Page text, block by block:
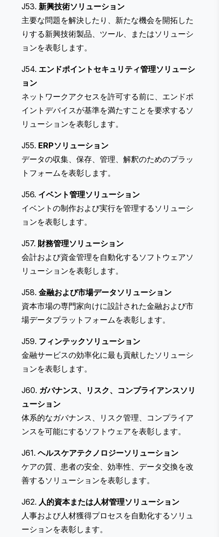
J53. 新興技術ソリューション
主要な問題を解決したり、新たな機会を開拓した
りする新興技術製品、ツール、またはソリューシ
ョンを表彰します。
J54. エンドポイントセキュリティ管理ソリューシ
ョン
ネットワークアクセスを許可する前に、エンドポ
イントデバイスが基準を満たすことを要求するソ
リューションを表彰します。
J55. ERPソリューション
データの収集、保存、管理、解釈のためのプラッ
トフォームを表彰します。
J56. イベント管理ソリューション
イベントの制作および実行を管理するソリューシ
ョンを表彰します。
J57. 財務管理ソリューション
会計および資金管理を自動化するソフトウェアソ
リューションを表彰します。
J58. 金融および市場データソリューション
資本市場の専門家向けに設計された金融および市
場データプラットフォームを表彰します。
J59. フィンテックソリューション
金融サービスの効率化に最も貢献したソリューシ
ョンを表彰します。
J60. ガバナンス、リスク、コンプライアンスソリ
ューション
体系的なガバナンス、リスク管理、コンプライア
ンスを可能にするソフトウェアを表彰します。
J61. ヘルスケアテクノロジーソリューション
ケアの質、患者の安全、効率性、データ交換を改
善するソリューションを表彰します。
J62. 人的資本または人材管理ソリューション
人事および人材獲得プロセスを自動化するソリュ
ーションを表彰します。